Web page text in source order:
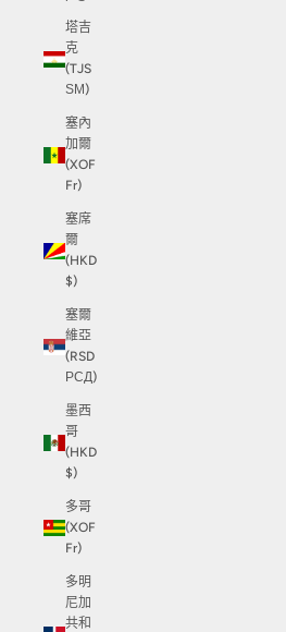
塔吉
克
(TJS
ЅМ)
塞內
加爾
(XOF
Fr)
塞席
爾
(HKD
$)
塞爾
維亞
(RSD
РСД)
墨西
哥
(HKD
$)
多哥
(XOF
Fr)
多明
尼加
共和